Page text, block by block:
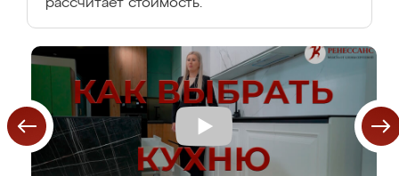
рассчитает стоимость.